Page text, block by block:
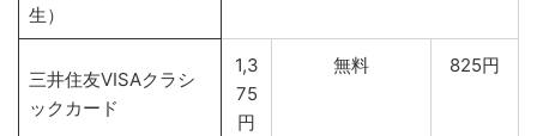
生）
三井住友VISAクラシ
ックカード
1,3
75
円
無料 825円